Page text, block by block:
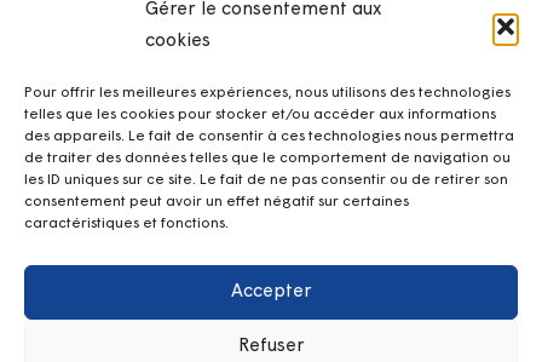
Gérer le consentement aux
cookies
Pour offrir les meilleures expériences, nous utilisons des technologies
telles que les cookies pour stocker et/ou accéder aux informations
des appareils. Le fait de consentir à ces technologies nous permettra
de traiter des données telles que le comportement de navigation ou
les ID uniques sur ce site. Le fait de ne pas consentir ou de retirer son
consentement peut avoir un effet négatif sur certaines
caractéristiques et fonctions.
Accepter
Refuser
Les + de Kerpape
SRISP Service de Réadaptation et d’Insertion Sociale et
Professionnelle
Équipe Mobile de Médecine Physique et de Réadaptation
Lab d’Assistances Technologiques
Club loisirs
Hospitalisation à temps partiel de jour
Contacts